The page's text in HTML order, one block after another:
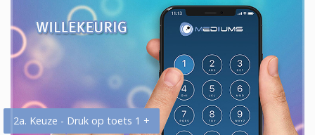
2a. Keuze - Druk op toets 1 +